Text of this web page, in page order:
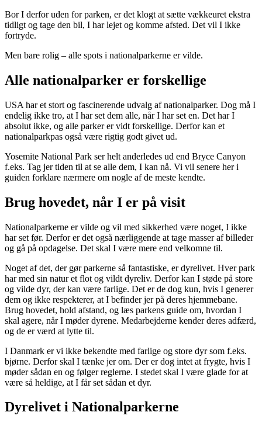
Bor I derfor uden for parken, er det klogt at sætte vækkeuret ekstra
tidligt og tage den bil, I har lejet og komme afsted. Det vil I ikke
fortryde.
Men bare rolig – alle spots i nationalparkerne er vilde.
Alle nationalparker er forskellige
USA har et stort og fascinerende udvalg af nationalparker. Dog må I
endelig ikke tro, at I har set dem alle, når I har set en. Det har I
absolut ikke, og alle parker er vidt forskellige. Derfor kan et
nationalparkpas også være rigtig godt givet ud.
Yosemite National Park ser helt anderledes ud end Bryce Canyon
f.eks. Tag jer tiden til at se alle dem, I kan nå. Vi vil senere her i
guiden forklare nærmere om nogle af de meste kendte.
Brug hovedet, når I er på visit
Nationalparkerne er vilde og vil med sikkerhed være noget, I ikke
har set før. Derfor er det også nærliggende at tage masser af billeder
og gå på opdagelse. Det skal I være mere end velkomne til.
Noget af det, der gør parkerne så fantastiske, er dyrelivet. Hver park
har med sin natur et flot og vildt dyreliv. Derfor kan I støde på store
og vilde dyr, der kan være farlige. Det er de dog kun, hvis I generer
dem og ikke respekterer, at I befinder jer på deres hjemmebane.
Brug hovedet, hold afstand, og læs parkens guide om, hvordan I
skal agere, når I møder dyrene. Medarbejderne kender deres adfærd,
og de er værd at lytte til.
I Danmark er vi ikke bekendte med farlige og store dyr som f.eks.
bjørne. Derfor skal I tænke jer om. Der er dog intet at frygte, hvis I
møder sådan en og følger reglerne. I stedet skal I være glade for at
være så heldige, at I får set sådan et dyr.
Dyrelivet i Nationalparkerne